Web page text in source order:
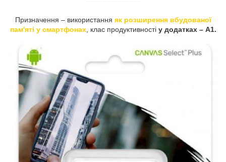
Призначення – використання як розширення вбудованої
пам'яті у смартфонах, клас продуктивностіу додатках – A1.